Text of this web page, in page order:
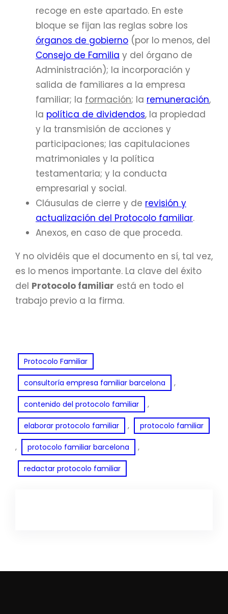
recoge en este apartado. En este
bloque se fijan las reglas sobre los
órganos de gobierno (por lo menos, del
Consejo de Familia y del órgano de
Administración); la incorporación y
salida de familiares a la empresa
familiar; la formación; la remuneración,
la política de dividendos, la propiedad
y la transmisión de acciones y
participaciones; las capitulaciones
matrimoniales y la política
testamentaria; y la conducta
empresarial y social.
Cláusulas de cierre y de revisión y
actualización del Protocolo familiar.
Anexos, en caso de que proceda.
Y no olvidéis que el documento en sí, tal vez,
es lo menos importante. La clave del éxito
del Protocolo familiar está en todo el
trabajo previo a la firma.
Protocolo Familiar
consultoría empresa familiar barcelona ,
contenido del protocolo familiar ,
elaborar protocolo familiar , protocolo familiar
, protocolo familiar barcelona ,
redactar protocolo familiar